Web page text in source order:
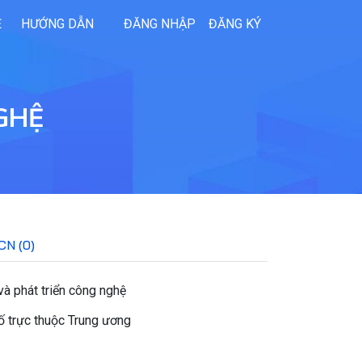
HƯỚNG DẪN ĐĂNG NHẬP ĐĂNG KÝ
(0)
phát triển công nghệ
trực thuộc Trung ương